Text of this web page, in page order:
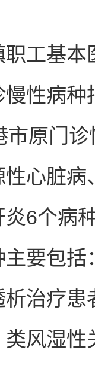
基本
性病
市原门
心脏
6个病
要包
治疗
风湿